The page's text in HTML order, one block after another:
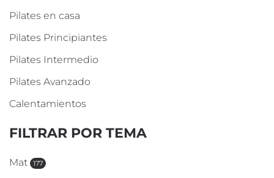
Pilates en casa
Pilates Principiantes
Pilates Intermedio
Pilates Avanzado
Calentamientos
FILTRAR POR TEMA
Mat 177